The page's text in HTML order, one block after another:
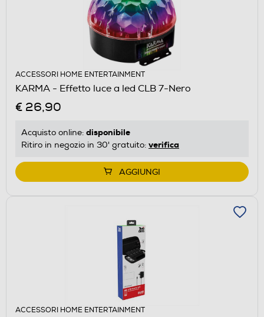
ACCESSORI HOME ENTERTAINMENT
KARMA - Effetto luce a led CLB 7-Nero
€ 26,90
Acquisto online: disponibile
Ritiro in negozio in 30' gratuito: verifica
AGGIUNGI
ACCESSORI HOME ENTERTAINMENT